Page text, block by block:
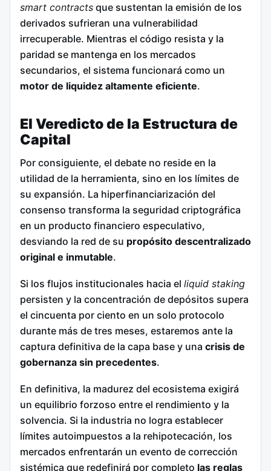
smart contracts que sustentan la emisión de los
derivados sufrieran una vulnerabilidad
irrecuperable. Mientras el código resista y la
paridad se mantenga en los mercados
secundarios, el sistema funcionará como un
motor de liquidez altamente eficiente.
El Veredicto de la Estructura de
Capital
Por consiguiente, el debate no reside en la
utilidad de la herramienta, sino en los límites de
su expansión. La hiperfinanciarización del
consenso transforma la seguridad criptográfica
en un producto financiero especulativo,
desviando la red de su propósito descentralizado
original e inmutable.
Si los flujos institucionales hacia el liquid staking
persisten y la concentración de depósitos supera
el cincuenta por ciento en un solo protocolo
durante más de tres meses, estaremos ante la
captura definitiva de la capa base y una crisis de
gobernanza sin precedentes.
En definitiva, la madurez del ecosistema exigirá
un equilibrio forzoso entre el rendimiento y la
solvencia. Si la industria no logra establecer
límites autoimpuestos a la rehipotecación, los
mercados enfrentarán un evento de corrección
sistémica que redefinirá por completo las reglas